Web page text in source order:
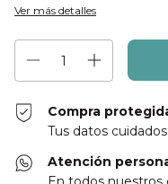
Ver más detalles
Compra
Tus datos
Atención